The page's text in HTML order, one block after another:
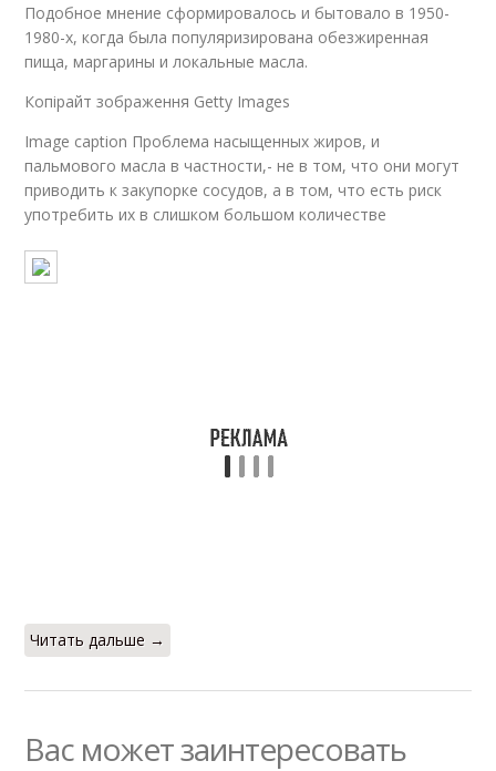
Подобное мнение сформировалось и бытовало в 1950-
1980-х, когда была популяризирована обезжиренная
пища, маргарины и локальные масла.
Копірайт зображення Getty Images
Image caption Проблема насыщенных жиров, и
пальмового масла в частности,- не в том, что они могут
приводить к закупорке сосудов, а в том, что есть риск
употребить их в слишком большом количестве
Читать дальше →
Вас может заинтересовать